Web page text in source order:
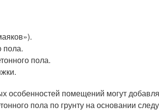
пола.
пола.
особенностей помещений могут
пола по грунту на основании